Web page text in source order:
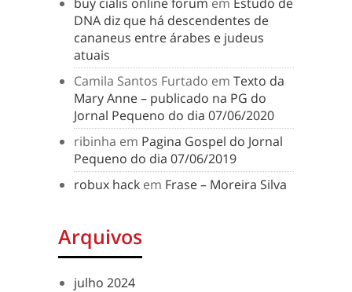
DNA diz que há descendentes de
cananeus entre árabes e judeus
atuais
Camila Santos Furtado em Texto da
Mary Anne – publicado na PG do
Jornal Pequeno do dia 07/06/2020
ribinha em Pagina Gospel do Jornal
Pequeno do dia 07/06/2019
robux hack em Frase – Moreira Silva
Arquivos
julho 2024